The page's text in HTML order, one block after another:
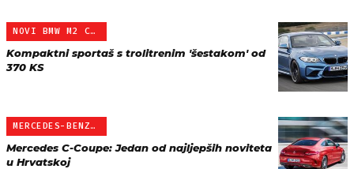
NOVI BMW M2 COUPE
Kompaktni sportaš s trolitrenim 'šestakom' od
370 KS
MERCEDES-BENZ C-KLASA CO…
Mercedes C-Coupe: Jedan od najljepših noviteta
u Hrvatskoj